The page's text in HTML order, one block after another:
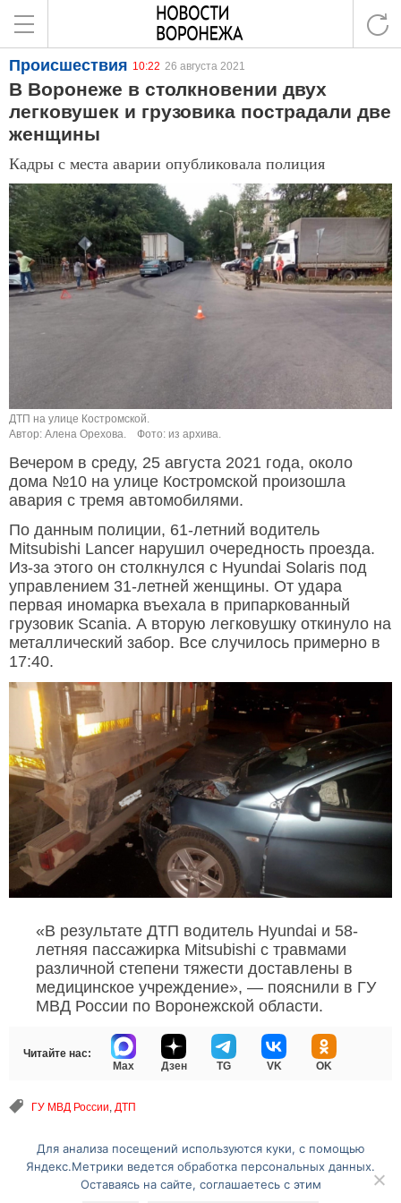
Происшествия 10:22 26 августа 2021
В Воронеже в столкновении двух
легковушек и грузовика пострадали две
женщины
Кадры с места аварии опубликовала полиция
ДТП на улице Костромской.
Автор: Алена Орехова.
Фото: из архива.
Вечером в среду, 25 августа 2021 года, около
дома №10 на улице Костромской произошла
авария с тремя автомобилями.
По данным полиции, 61-летний водитель
Mitsubishi Lancer нарушил очередность проезда.
Из-за этого он столкнулся с Hyundai Solaris под
управлением 31-летней женщины. От удара
первая иномарка въехала в припаркованный
грузовик Scania. А вторую легковушку откинуло на
металлический забор. Все случилось примерно в
17:40.
«В результате ДТП водитель Hyundai и 58-
летняя пассажирка Mitsubishi с травмами
различной степени тяжести доставлены в
медицинское учреждение», — пояснили в ГУ
МВД России по Воронежской области.
Читайте нас:
Max
Дзен TG VK OK
ГУ МВД России, ДТП
Перейти на полную версию сайта
Для анализа посещений используются куки, с помощью
Яндекс.Метрики ведется обработка персональных данных.
Оставаясь на сайте, соглашаетесь с этим